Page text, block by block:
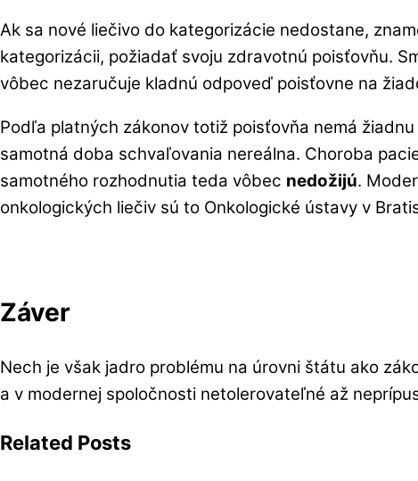
Ak sa nové liečivo do kategorizácie nedostane,
kategorizácii, požiadať svoju zdravotnú poisťovňu.
vôbec nezaručuje kladnú odpoveď poisťovne na
Podľa platných zákonov totiž poisťovňa nemá
samotná doba schvaľovania nereálna. Choroba
samotného rozhodnutia teda vôbec nedožijú.
onkologických liečiv sú to Onkologické ústavy v
Záver
Nech je však jadro problému na úrovni štátu ako
a v modernej spoločnosti netolerovateľné až
Related Posts